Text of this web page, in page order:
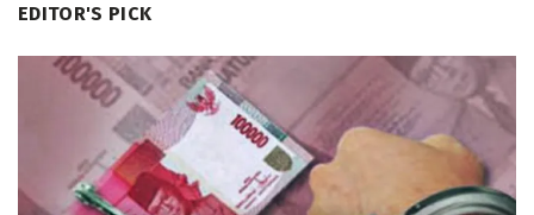
EDITOR'S PICK